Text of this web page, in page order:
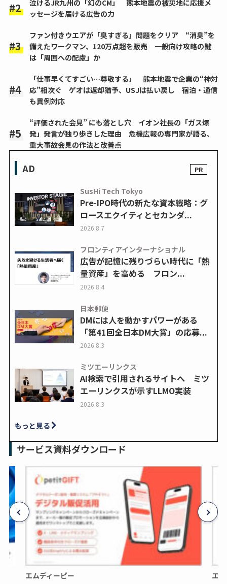
泣けるJR九州の「幻のCM」 熊本地震の被災地に応援メ
ッセージを届ける広告の力
ファン付きウエアが「臭すぎる」問題をクリア “消臭”を
備えたワークマン、120万点超を販売 一般向け攻略の鍵
は「周囲への配慮」か
「仕事早くてすごい…尊敬する」 熊本地震で企業の“神対
応”相次ぐ ゲオは返却猶予、USJは払い戻し 宿泊・通信
も異例対応
“評価された会見” にも落とし穴 イオン社長の「ガス爆
発」発言が独り歩きした理由 危機広報の専門家が語る、
重大事故会見の作法と改善点
AD
SusHi Tech Tokyo
Pre-IPO時代の新たな資本戦略：グ
ロースエクイティとセカンダ...
2026.8.7
フロンティアインターナショナル
広告が記憶に残りづらい時代に「熱
量資産」を高める フロン...
2026.8.4
日本郵便
DMには人を動かすパワーがある
「第41回全日本DM大賞」の応募...
2026.8.3
ミツエーリンクス
AI検索で引用されるサイトへ ミツ
エーリンクスが示すLLMO実装
2026.8.3
もっと見る
サービス資料ダウンロード
エムディーピー エ